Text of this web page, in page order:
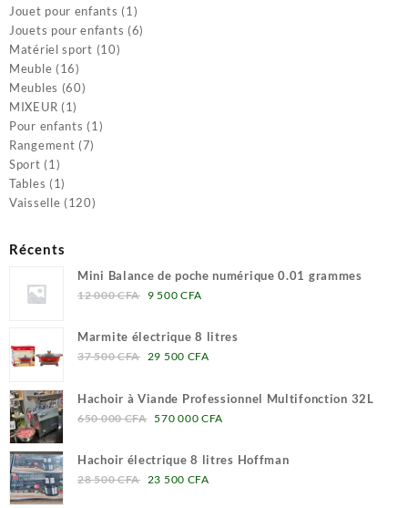
produits
Jouet pour enfants 11
produit
Jouets pour enfants 66
Matériel sport 1010
Meuble 1616
produits
Meubles 6060
MIXEUR 11
produit
Pour enfants 11
Rangement 77
Sport 11
produit
Tables 11
produit
Vaisselle 120120
Récents
Mini Balance de poche numérique 0.01 grammes
12 000CFA Le
initial
était :
9 500 CFA
actuel
est :
Marmite électrique 8 litres
37 500CFA Le
initial
était :
29 500 CFALe
actuel
est :
Hachoir à Viande Professionnel Multifonction 32L
650 000CFA Le
initial
était :
570 000CFA
actuel
Hachoir électrique 8 litres Hoffman
28 500CFA Le
23 500 CFALe